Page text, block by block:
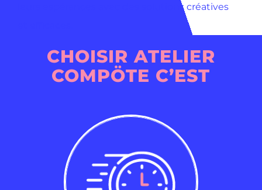
leurs espérances avec des solutions créatives
CHOISIR ATELIER
COMPÖTE C’EST